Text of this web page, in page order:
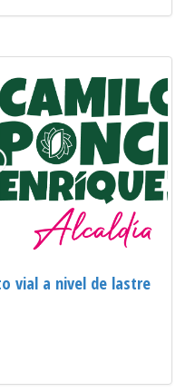
vial a nivel de lastre